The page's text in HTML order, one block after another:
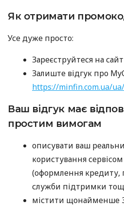
Як отримати
Усе дуже просто:
Зареєструйтеся на
Залиште відгук про
https://minfin.com.ua/
Ваш відгук має
простим вимогам
описувати ваш
користування
(оформлення кредиту,
служби підтримки
містити щонайменше